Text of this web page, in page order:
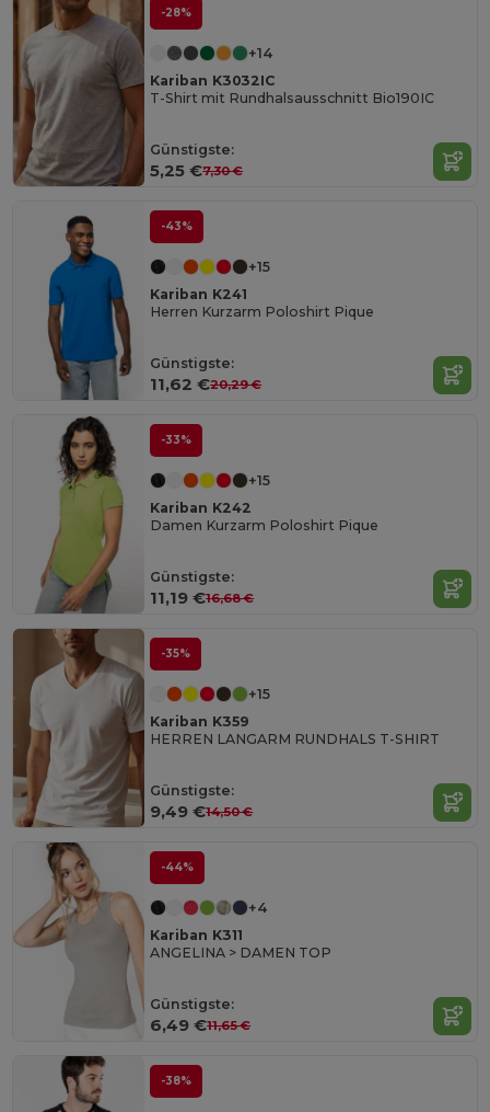
-28%
+14
Kariban K3032IC
T-Shirt mit Rundhalsausschnitt Bio190IC
Günstigste:
5,25 €7,30 €
-43%
+15
Kariban K241
Herren Kurzarm Poloshirt Pique
Günstigste:
11,62 €20,29 €
-33%
+15
Kariban K242
Damen Kurzarm Poloshirt Pique
Günstigste:
11,19 €16,68 €
-35%
+15
Kariban K359
HERREN LANGARM RUNDHALS T-SHIRT
Günstigste:
9,49 €14,50 €
-44%
+4
Kariban K311
ANGELINA > DAMEN TOP
Günstigste:
6,49 €11,65 €
-38%